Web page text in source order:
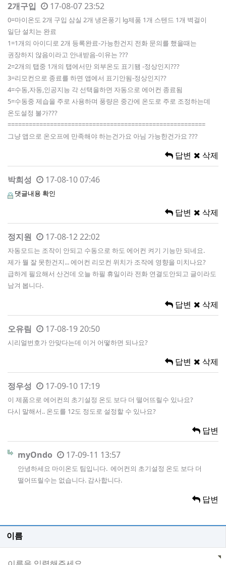
2개구입 17-08-07 23:52
0=마이온도 2개 구입 삼실 2개 냉온풍기 lg제품 1개 스텐드 1개 벽걸이
일단 설치는 완료
1=1개의 아이디로 2개 등록완료-가능한건지 전화 문의를 했을때는
권장하지 않음이라고 안내받음-이유는 ???
2=2개의 탭중 1개의 탭에서만 외부온도 표기됌 -정상인지???
3=리모컨으로 종료를 하면 앱에서 표기안됨-정상인지??
4=수동,자동,인공지능 각 선택을하면 자동으로 에어컨 종료됨
5=수동중 제습을 주로 사용하며 풍량은 중간에 온도로 주로 조정하는데
온도설정 불가???
========================================================
그냥 앱으로 온오프에 만족해야 하는건가요 아님 가능한건가요 ???
답변 삭제
박희성 17-08-10 07:46
댓글내용 확인
답변 삭제
정지원 17-08-12 22:02
자동모드는 조작이 안되고 수동으로 하도 에어컨 켜기 기능만 되네요.
제가 뭘 잘 못한건지... 에어컨 리모컨 위치가 조작에 영향을 미치나요?
급하게 필요해서 산건데 오늘 하필 휴일이라 전화 연결도안되고 글이라도
남겨 봅니다.
답변 삭제
오유림 17-08-19 20:50
시리얼번호가 안맞다는데 이거 어떻하면 되나요?
답변 삭제
정우성 17-09-10 17:19
이 제품으로 에어컨의 초기설정 온도 보다 더 떨어뜨릴수 있나요?
다시 말해서.. 온도를 12도 정도로 설정할 수 있나요?
답변
myOndo 17-09-11 13:57
안녕하세요 마이온도 팀입니다. 에어컨의 초기설정 온도 보다 더
떨어뜨릴수는 없습니다. 감사합니다.
답변
이름